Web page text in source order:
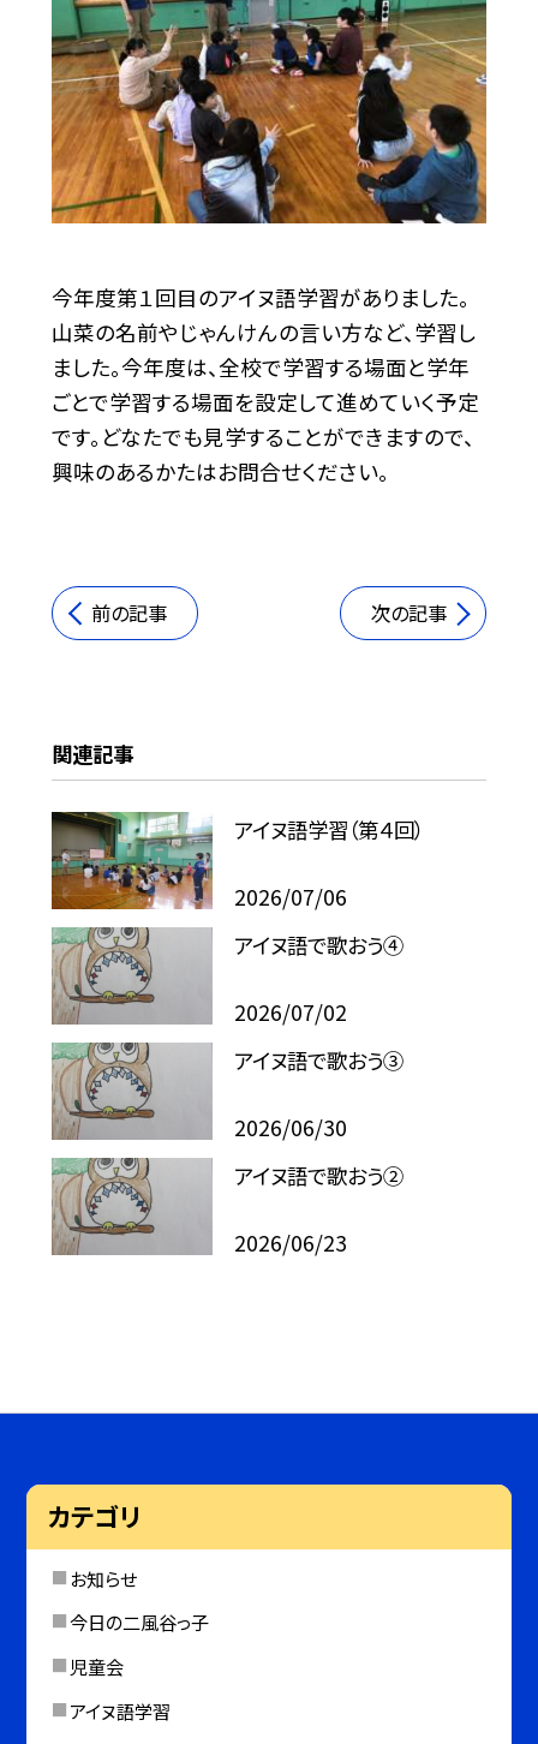
今年度第１回目のアイヌ語学習がありました。
山菜の名前やじゃんけんの言い方など、学習し
ました。今年度は、全校で学習する場面と学年
ごとで学習する場面を設定して進めていく予定
です。どなたでも見学することができますので、
興味のあるかたはお問合せください。
前の記事 次の記事
関連記事
アイヌ語学習（第４回）
2026/07/06
アイヌ語で歌おう④
2026/07/02
アイヌ語で歌おう③
2026/06/30
アイヌ語で歌おう②
2026/06/23
カテゴリ
お知らせ
今日の二風谷っ子
児童会
アイヌ語学習